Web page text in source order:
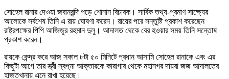
সোহেল রানার দেওয়া জবানবন্দি পড়ে শোনান বিচারক। সার্বিক তথ্য-প্রমাণ সাক্ষ্যের
আলোকে সর্বশেষ তিনি এ রায় ঘোষণা করেন। রায়ের পরে সন্তুষ্টি প্রকাশ করেছেন
রাষ্ট্রপক্ষের পিপি আজিজুর রহমান দুলু। আদালত থেকে বের হওয়ার সময় তিনি সন্তোষ
প্রকাশ করেন।
রায়কে কেন্দ্র করে আজ সকাল ৮টা ৫০ মিনিটে প্রধান আসামি সোহেল রানাকে এবং এর
কিছুটা আগে তার স্ত্রী স্বপ্না আক্তারকে কারাগার থেকে মহানগর দায়রা জজ আদালতের
হাজতখানায় এনে রাখা হয়েছে।